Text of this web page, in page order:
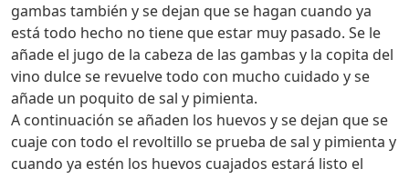
gambas también y se dejan que se hagan cuando ya
está todo hecho no tiene que estar muy pasado. Se le
añade el jugo de la cabeza de las gambas y la copita del
vino dulce se revuelve todo con mucho cuidado y se
añade un poquito de sal y pimienta.
A continuación se añaden los huevos y se dejan que se
cuaje con todo el revoltillo se prueba de sal y pimienta y
cuando ya estén los huevos cuajados estará listo el